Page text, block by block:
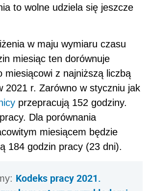
to wolne udziela się jeszcze
w maju wymiaru czasu
miesiąc ten dorównuje
miesiącowi z najniższą liczbą
2021 r. Zarówno w styczniu jak
przepracują 152 godziny.
Dla porównania
miesiącem będzie
184 godzin pracy (23 dni).
Kodeks pracy 2021.